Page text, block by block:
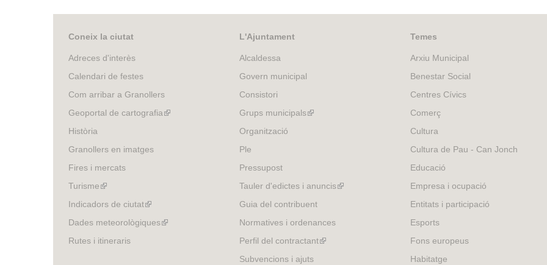
Coneix la ciutat
Adreces d'interès
Calendari de festes
Com arribar a Granollers
Geoportal de cartografia(link
Història
Granollers en imatges
Fires i mercats
Turisme(link
is
Indicadors de ciutat(link
is
Dades meteorològiques(link
Rutes i itineraris
L'Ajuntament
Alcaldessa
Govern municipal
Consistori
Grups municipals(link
Organització
Ple
Pressupost
Tauler d'edictes i anuncis(link
Guia del contribuent
Normatives i ordenances
Perfil del contractant(link
Subvencions i ajuts
Temes
Arxiu Municipal
Benestar Social
Centres Cívics
Comerç
Cultura
Cultura de Pau - Can Jonch
Educació
Empresa i ocupació
Entitats i participació
Esports
Fons europeus
Habitatge